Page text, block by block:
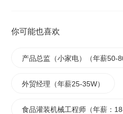
你可能也喜欢
产品总监（小家电）（年薪50-
外贸经理（年薪25-35W）
食品灌装机械工程师（年薪：